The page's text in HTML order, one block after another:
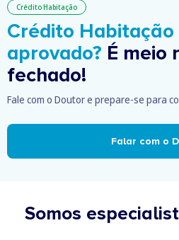
Crédito Habitação
Crédito Habitação
aprovado? É meio
fechado!
Fale com o Doutor e prepare-se para
Falar com o
Somos